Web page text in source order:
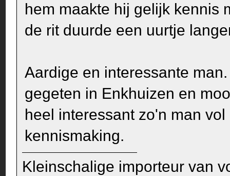
hem maakte hij gelijk kennis
de rit duurde een uurtje
Aardige en interessante
gegeten in Enkhuizen en
heel interessant zo'n man
kennismaking.
Kleinschalige importeur van